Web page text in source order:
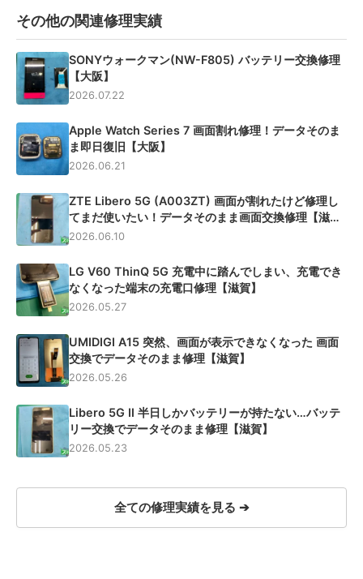
その他の関連修理実績
SONYウォークマン(NW-F805) バッテリー交換修理
【大阪】
2026.07.22
Apple Watch Series 7 画面割れ修理！データそのま
ま即日復旧【大阪】
2026.06.21
ZTE Libero 5G (A003ZT) 画面が割れたけど修理し
てまだ使いたい！データそのまま画面交換修理【滋
賀】
2026.06.10
LG V60 ThinQ 5G 充電中に踏んでしまい、充電でき
なくなった端末の充電口修理【滋賀】
2026.05.27
UMIDIGI A15 突然、画面が表示できなくなった 画面
交換でデータそのまま修理【滋賀】
2026.05.26
Libero 5G Ⅱ 半日しかバッテリーが持たない…バッテ
リー交換でデータそのまま修理【滋賀】
2026.05.23
全ての修理実績を見る ➔